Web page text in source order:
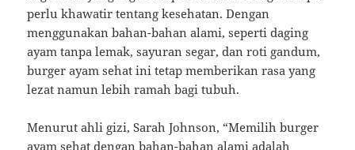
perlu khawatir tentang kesehatan. Dengan
menggunakan bahan-bahan alami, seperti daging
ayam tanpa lemak, sayuran segar, dan roti gandum,
burger ayam sehat ini tetap memberikan rasa yang
lezat namun lebih ramah bagi tubuh.
Menurut ahli gizi, Sarah Johnson, “Memilih burger
ayam sehat dengan bahan-bahan alami adalah